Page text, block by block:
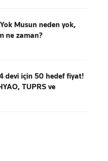
Yok Musun neden yok,
ne zaman?
devi için 50 hedef fiyat!
TUPRS ve